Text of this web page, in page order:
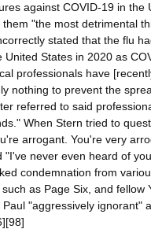
against COVID-19 in the
"the most detrimental
stated that the flu
United States in 2020 as
professionals have
nothing to prevent the
referred to said
When Stern tried to
arrogant. You're very
"I've never even heard of
condemnation from
as Page Six, and fellow
"aggressively ignorant"